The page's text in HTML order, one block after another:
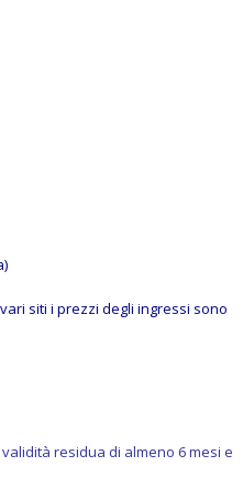
siti i prezzi degli ingressi sono
residua di almeno 6 mesi e